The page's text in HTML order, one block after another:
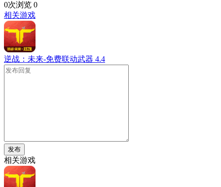
0次浏览 0
相关游戏
逆战：未来-免费联动武器 4.4
发布
相关游戏